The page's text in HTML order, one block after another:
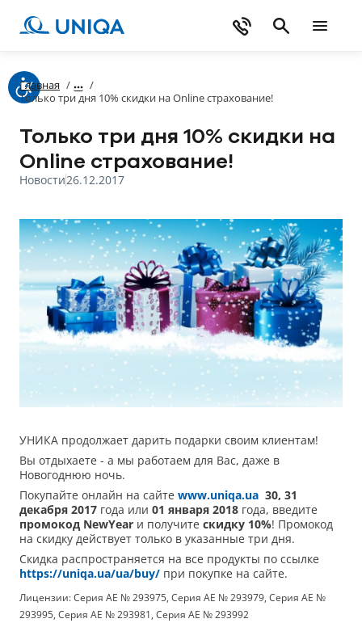
Главная /
/
Только три дня 10% скидки на Online страхование!
Только три дня 10% скидки на
Online страхование!
Новости26.12.2017
УНИКА продолжает дарить подарки своим клиентам!
Вы отдыхаете - а мы работаем для Вас, даже в
Новогоднюю ночь.
Покупайте онлайн на сайте www.uniqa.ua 30, 31
декабря 2017 года или 01 января 2018 года, введите
промокод NewYear и получите скидку 10%! Промокод
на скидку действует только в указанные три дня.
Скидка распространяется на все продукты по ссылке
https://uniqa.ua/ua/buy/ при покупке на сайте.
Лицензии: Серия АЕ № 293975, Серия АЕ № 293979, Серия АЕ №
293995, Серия АЕ № 293981, Серия АЕ № 293992